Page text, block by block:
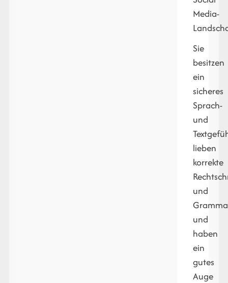
Media-
Sie
besitzen
ein
sicheres
Sprach-
und
lieben
korrekte
und
und
haben
ein
gutes
Auge